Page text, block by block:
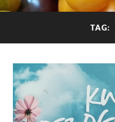
TAG: